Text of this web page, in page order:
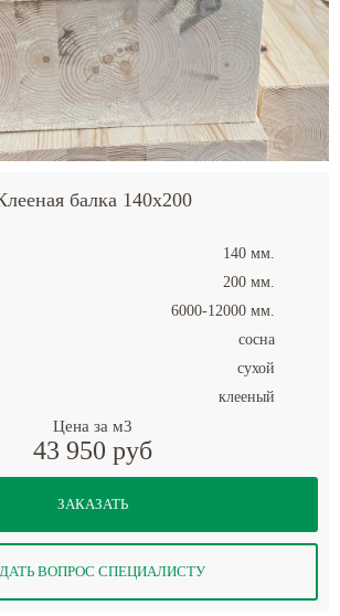
балка 140x200
140 мм.
200 мм.
6000-12000 мм.
сосна
сухой
клееный
Цена за м3
43 950 руб
ЗАКАЗАТЬ
ВОПРОС СПЕЦИАЛИСТУ